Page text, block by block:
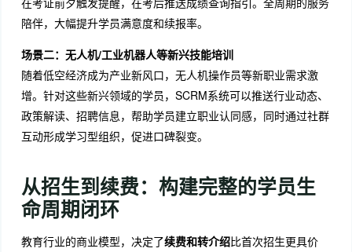
陪伴，大幅提升学员满意度和续报率。
场景二：无人机/工业机器人等新兴技能培训
随着低空经济成为产业新风口，无人机操作员等新职业需求激
增。 针对这些新兴领域的学员，SCRM系统可以推送行业动态、
政策解读、招聘信息，帮助学员建立职业认同感，同时通过社群
互动形成学习型组织，促进口碑裂变。
从招生到续费：构建完整的学员生
命周期闭环
教育行业的商业模型，决定了续费和转介绍比首次招生更具价